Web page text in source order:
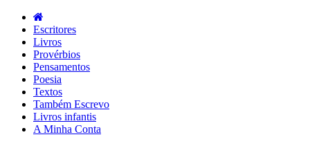
Escritores
Livros
Provérbios
Pensamentos
Poesia
Textos
Também Escrevo
Livros infantis
A Minha Conta